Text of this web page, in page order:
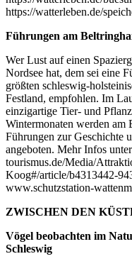
https://watterleben.de/
Führungen am
Wer Lust auf einen
Nordsee hat, dem sei eine
größten schleswig-
Festland, empfohlen. Im
einzigartige Tier- und
Wintermonaten werden
Führungen zur Geschichte
angeboten. Mehr Infos
tourismus.de/Media/
Koog#/article/b4313442-
www.schutzstation-
ZWISCHEN DEN
Vögel beobachten im
Schleswig